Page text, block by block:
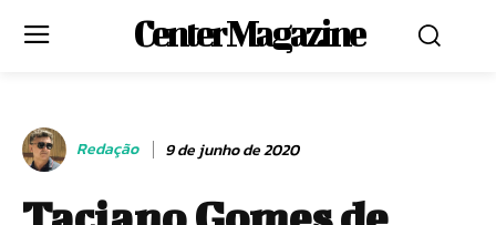
Center Magazine
Redação 9 de junho de 2020